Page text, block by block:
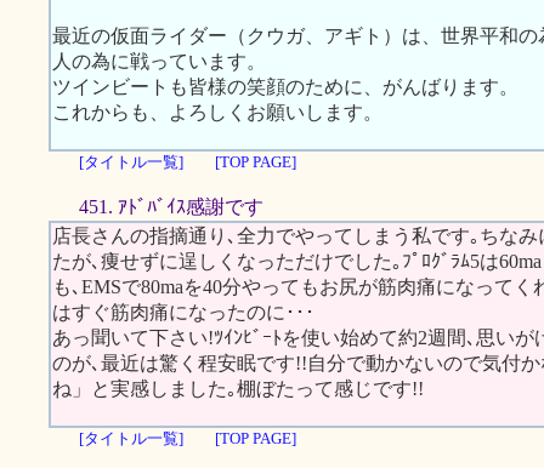
最近の仮面ライダー（クウガ、アギト）は、世界平和
人の為に戦っています。
ツインビートも皆様の笑顔のために、がんばります。
これからも、よろしくお願いします。
[タイトル一覧] [TOP PAGE]
451. ｱﾄﾞﾊﾞｲｽ感謝です
店長さんの指摘通り､全力でやってしまう私です｡ちな
たが､痩せずに逞しくなっただけでした｡ﾌﾟﾛｸﾞﾗﾑ5は
も､EMSで80maを40分やってもお尻が筋肉痛になって
はすぐ筋肉痛になったのに･･･
あっ聞いて下さい!ﾂｲﾝﾋﾞｰﾄを使い始めて約2週間､思い
のが､最近は驚く程安眠です!!自分で動かないので気付
ね」と実感しました｡棚ぼたって感じです!!
[タイトル一覧] [TOP PAGE]